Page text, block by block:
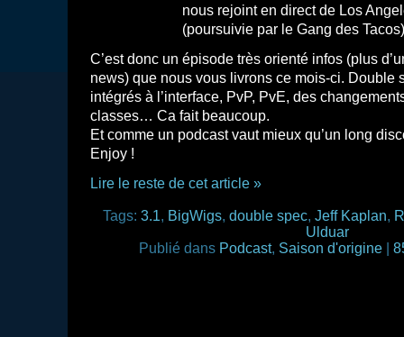
nous rejoint en direct de Los
(poursuivie par le Gang des
C’est donc un épisode très orienté infos (plus
news) que nous vous livrons ce mois-ci. Double
intégrés à l’interface, PvP, PvE, des
classes… Ca fait beaucoup.
Et comme un podcast vaut mieux qu’un long
Enjoy !
Lire le reste de cet article »
Tags: 3.1, BigWigs, double spec, Jeff Kaplan,
Ulduar
Publié dans Podcast, Saison d'origine